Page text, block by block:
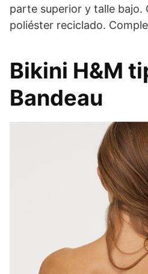
parte superior y talle bajo.
poliéster reciclado.
Bikini H&M
Bandeau